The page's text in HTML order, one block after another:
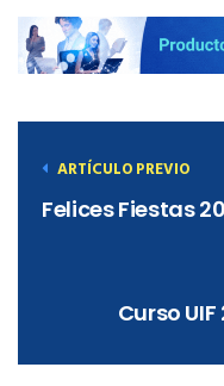
ARTÍCULO PREVIO
Felices Fiestas
Curso